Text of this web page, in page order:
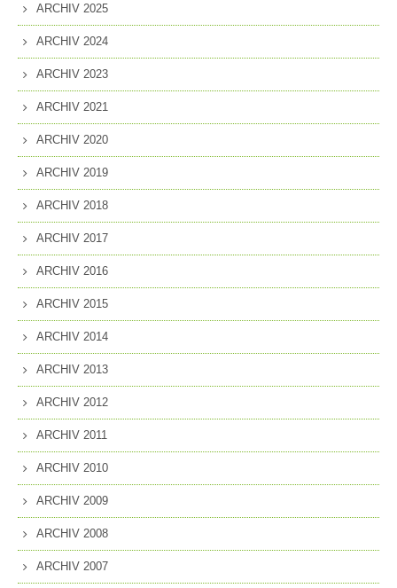
ARCHIV 2025
ARCHIV 2024
ARCHIV 2023
ARCHIV 2021
ARCHIV 2020
ARCHIV 2019
ARCHIV 2018
ARCHIV 2017
ARCHIV 2016
ARCHIV 2015
ARCHIV 2014
ARCHIV 2013
ARCHIV 2012
ARCHIV 2011
ARCHIV 2010
ARCHIV 2009
ARCHIV 2008
ARCHIV 2007